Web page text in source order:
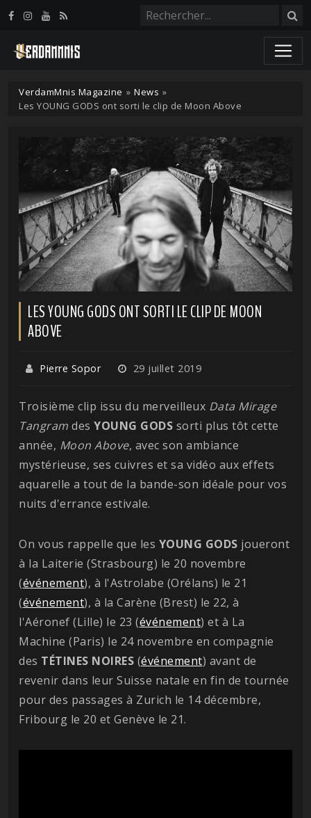
VerdamMnis Magazine » News »
Les YOUNG GODS ont sorti le clip de Moon Above
LES YOUNG GODS ONT SORTI LE CLIP DE MOON
ABOVE
Pierre Sopor 29 juillet 2019
Troisième clip issu du merveilleux Data Mirage
Tangram des YOUNG GODS sorti plus tôt cette
année, Moon Above, avec son ambiance
mystérieuse, ses cuivres et sa vidéo aux effets
aquarelle a tout de la bande-son idéale pour vos
nuits d'errance estivale.
On vous rappelle que les YOUNG GODS joueront
à la Laiterie (Strasbourg) le 20 novembre
(événement), à l'Astrolabe (Orélans) le 21
(événement), à la Carène (Brest) le 22, à
l'Aéronef (Lille) le 23 (événement) et à La
Machine (Paris) le 24 novembre en compagnie
des TÉTINES NOIRES (événement) avant de
revenir dans leur Suisse natale en fin de tournée
pour des passages à Zurich le 14 décembre,
Fribourg le 20 et Genève le 21.
Panneau de gestion des cookies